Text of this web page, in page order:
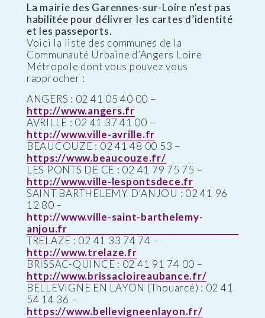
La mairie des Garennes-sur-Loire n’est pas
habilitée pour délivrer les cartes d’identité
et les passeports.
Voici la liste des communes de la
Communauté Urbaine d’Angers Loire
Métropole dont vous pouvez vous
rapprocher :
ANGERS : 02 41 05 40 00 –
http://www.angers.fr
AVRILLE : 02 41 37 41 00 –
http://www.ville-avrille.fr
BEAUCOUZE : 02 41 48 00 53 –
https://www.beaucouze.fr/
LES PONTS DE CE : 02 41 79 75 75 –
http://www.ville-lespontsdece.fr
SAINT BARTHELEMY D’ANJOU : 02 41 96
12 80 –
http://www.ville-saint-barthelemy-
anjou.fr
TRELAZE : 02 41 33 74 74 –
http://www.trelaze.fr
BRISSAC-QUINCE : 02 41 91 74 00 –
http://www.brissacloireaubance.fr/
BELLEVIGNE EN LAYON (Thouarcé) : 02 41
54 14 36 –
https://www.bellevigneenlayon.fr/